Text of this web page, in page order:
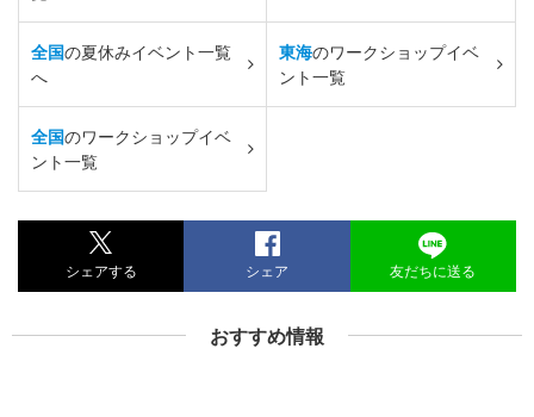
全国の夏休みイベント一覧
へ
東海のワークショップイベ
ント一覧
全国のワークショップイベ
ント一覧
シェアする シェア 友だちに送る
おすすめ情報